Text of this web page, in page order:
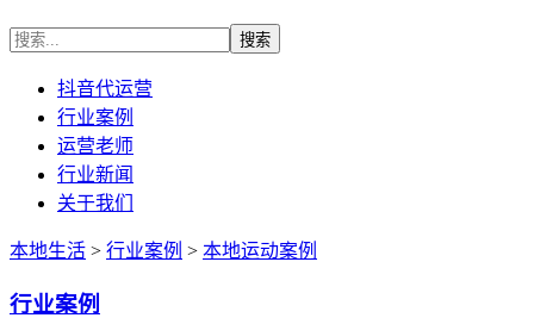
抖音代运营
行业案例
运营老师
行业新闻
关于我们
本地生活 > 行业案例 > 本地运动案例
行业案例